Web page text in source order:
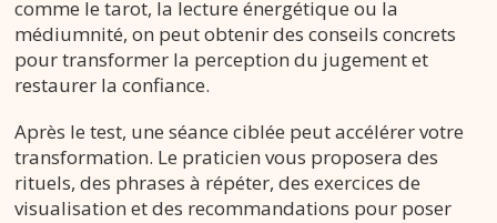
comme le tarot, la lecture énergétique ou la
médiumnité, on peut obtenir des conseils concrets
pour transformer la perception du jugement et
restaurer la confiance.
Après le test, une séance ciblée peut accélérer votre
transformation. Le praticien vous proposera des
rituels, des phrases à répéter, des exercices de
visualisation et des recommandations pour poser